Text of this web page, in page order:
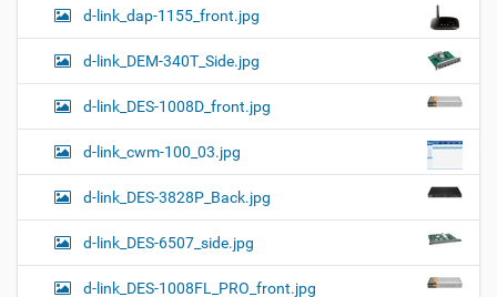
d-link_dap-1155_front.jpg
d-link_DEM-340T_Side.jpg
d-link_DES-1008D_front.jpg
d-link_cwm-100_03.jpg
d-link_DES-3828P_Back.jpg
d-link_DES-6507_side.jpg
d-link_DES-1008FL_PRO_front.jpg